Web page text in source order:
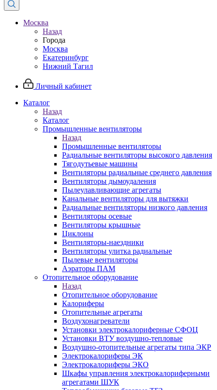
Москва
Назад
Города
Москва
Екатеринбург
Нижний Тагил
Личный кабинет
Каталог
Назад
Каталог
Промышленные вентиляторы
Назад
Промышленные вентиляторы
Радиальные вентиляторы высокого давления
Тягодутьевые машины
Вентиляторы радиальные среднего давления
Вентиляторы дымоудаления
Пылеулавливающие агрегаты
Канальные вентиляторы для вытяжки
Радиальные вентиляторы низкого давления
Вентиляторы осевые
Вентиляторы крышные
Циклоны
Вентиляторы-наездники
Вентиляторы улитка радиальные
Пылевые вентиляторы
Аэраторы ПАМ
Отопительное оборудование
Назад
Отопительное оборудование
Калориферы
Отопительные агрегаты
Воздухонагреватели
Установки электрокалориферные СФОЦ
Установки ВТУ воздушно-тепловые
Воздушно-отопительные агрегаты типа ЭКР
Электрокалориферы ЭК
Электрокалориферы ЭКО
Шкафы управления электрокалориферными
агрегатами ШУК